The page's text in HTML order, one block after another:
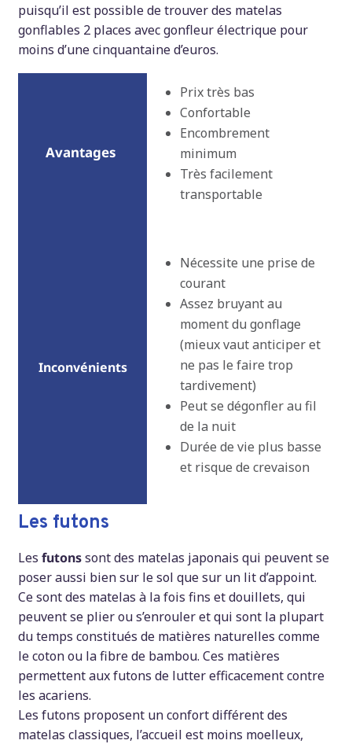
puisqu’il est possible de trouver des matelas
gonflables 2 places avec gonfleur électrique pour
moins d’une cinquantaine d’euros.
Prix très bas
Confortable
Encombrement
minimum
Très facilement
transportable
Nécessite une prise de
courant
Assez bruyant au
moment du gonflage
(mieux vaut anticiper et
ne pas le faire trop
tardivement)
Peut se dégonfler au fil
de la nuit
Durée de vie plus basse
et risque de crevaison
Les futons
Lesfutonssont des matelas japonais qui peuvent se
poser aussi bien sur le sol que sur un lit d’appoint.
Ce sont des matelas à la fois fins et douillets, qui
peuvent se plier ou s’enrouler et qui sont la plupart
du temps constitués de matières naturelles comme
le coton ou la fibre de bambou. Ces matières
permettent aux futons de lutter efficacement contre
les acariens.
Les futons proposent un confort différent des
matelas classiques, l’accueil est moins moelleux,